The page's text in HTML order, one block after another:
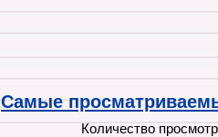
Самые
Количество